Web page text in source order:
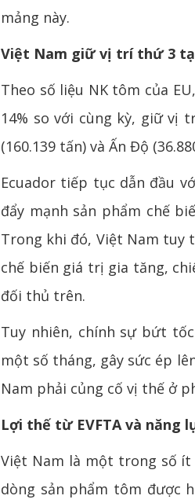
mảng này.
Việt Nam giữ vị trí thứ 3
Theo số liệu NK tôm của
14% so với cùng kỳ, giữ vị
(160.139 tấn) và Ấn Độ
Ecuador tiếp tục dẫn đầu
đẩy mạnh sản phẩm chế
Trong khi đó, Việt Nam tuy
chế biến giá trị gia tăng,
đối thủ trên.
Tuy nhiên, chính sự bứt
một số tháng, gây sức ép
Nam phải củng cố vị thế ở
Lợi thế từ EVFTA và năng
Việt Nam là một trong số ít
dòng sản phẩm tôm được